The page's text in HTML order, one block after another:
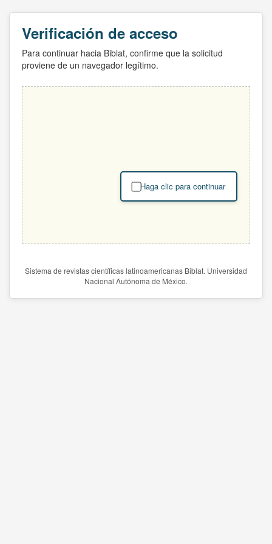
Verificación de acceso
Para continuar hacia Biblat, confirme que la solicitud
proviene de un navegador legítimo.
Haga clic para continuar
Sistema de revistas científicas latinoamericanas Biblat. Universidad
Nacional Autónoma de México.